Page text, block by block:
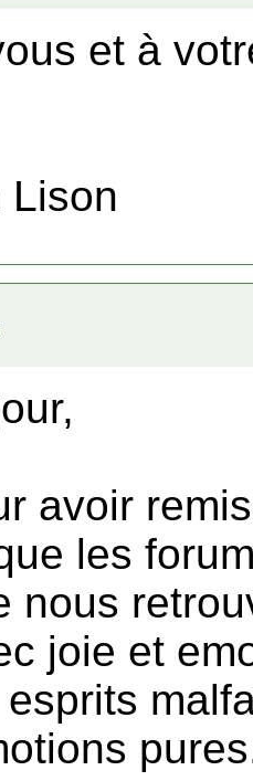
et à
Lison
avoir
les
nous
joie et